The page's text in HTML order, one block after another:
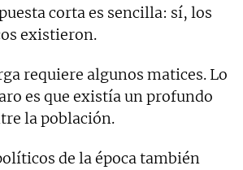
corta es sencilla: sí, los
existieron.
requiere algunos matices. Lo
es que existía un profundo
la población.
de la época también